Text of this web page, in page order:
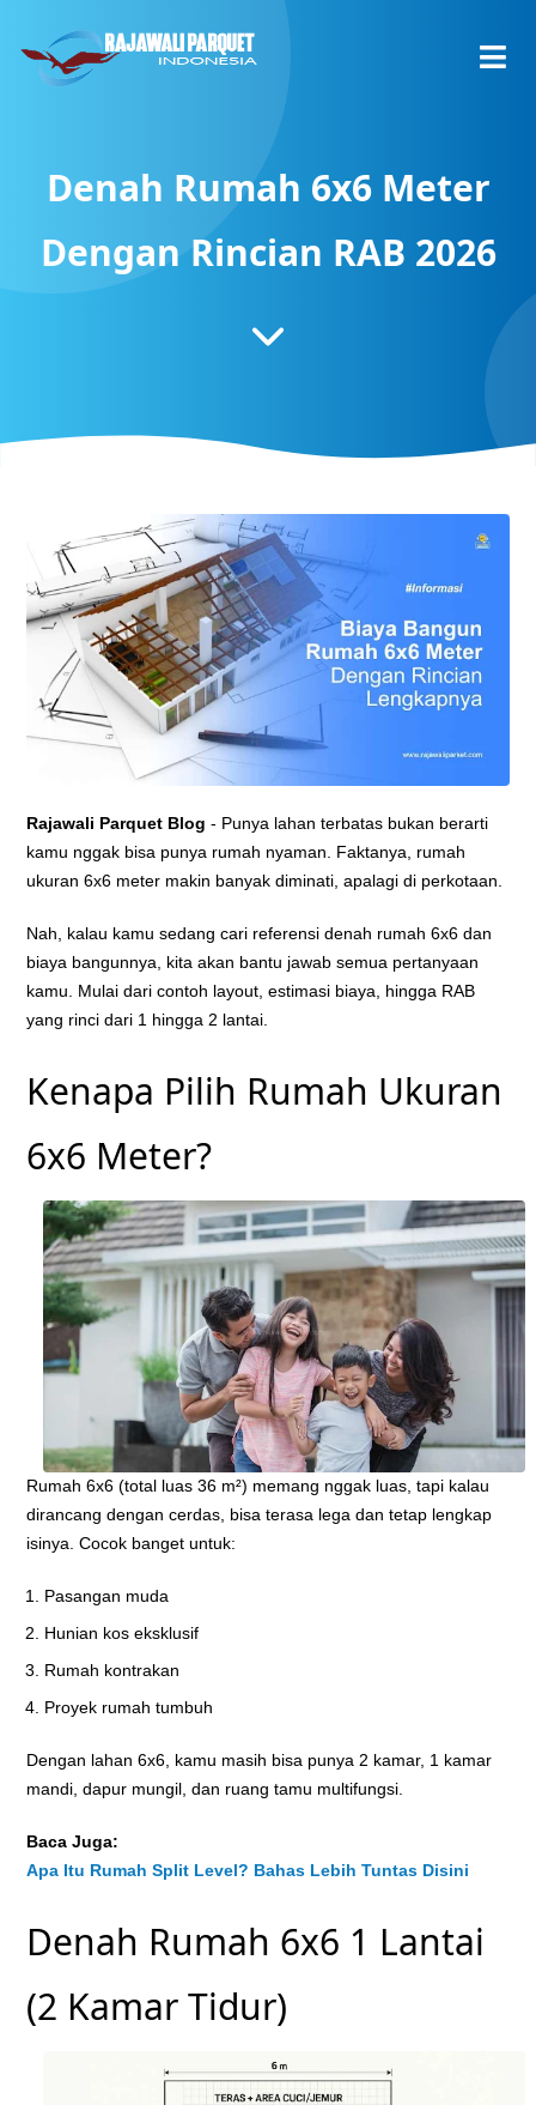
Denah Rumah 6x6 Meter
Dengan Rincian RAB 2026
Rajawali Parquet Blog- Punya lahan terbatas bukan berarti
kamu nggak bisa punya rumah nyaman. Faktanya, rumah
ukuran 6x6 meter makin banyak diminati, apalagi di perkotaan.
Nah, kalau kamu sedang cari referensi denah rumah 6x6 dan
biaya bangunnya, kita akan bantu jawab semua pertanyaan
kamu. Mulai dari contoh layout, estimasi biaya, hingga RAB
yang rinci dari 1 hingga 2 lantai.
Kenapa Pilih Rumah Ukuran
6x6 Meter?
Rumah 6x6 (total luas 36 m²) memang nggak luas, tapi kalau
dirancang dengan cerdas, bisa terasa lega dan tetap lengkap
isinya. Cocok banget untuk:
Pasangan muda
Hunian kos eksklusif
Rumah kontrakan
Proyek rumah tumbuh
Dengan lahan 6x6, kamu masih bisa punya 2 kamar, 1 kamar
mandi, dapur mungil, dan ruang tamu multifungsi.
Baca Juga:
Apa Itu Rumah Split Level? Bahas Lebih Tuntas Disini
Denah Rumah 6x6 1 Lantai
(2 Kamar Tidur)